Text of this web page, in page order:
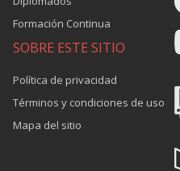
Formación Continua
SOBRE ESTE SITIO
Política de privacidad
Términos y condiciones de uso
Mapa del sitio